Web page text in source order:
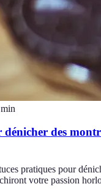
min
dénicher des
pratiques pour
votre passion